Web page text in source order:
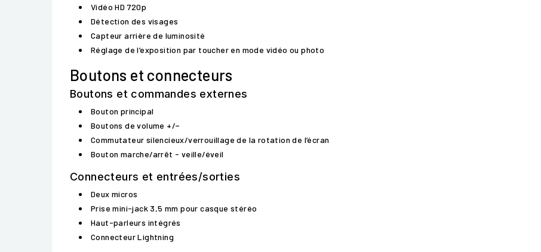
Vidéo HD 720p
Détection des visages
Capteur arrière de luminosité
Réglage de l’exposition par toucher en mode vidéo ou photo
Boutons et connecteurs
Boutons et commandes externes
Bouton principal
Boutons de volume +/−
Commutateur silencieux/verrouillage de la rotation de l’écran
Bouton marche/arrêt - veille/éveil
Connecteurs et entrées/sorties
Deux micros
Prise mini-jack 3,5 mm pour casque stéréo
Haut-parleurs intégrés
Connecteur Lightning